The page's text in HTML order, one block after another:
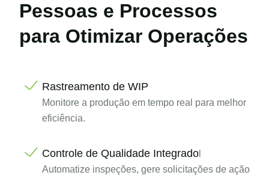
Pessoas e Processos
para Otimizar Operações
Rastreamento de WIP
Monitore a produção em tempo real para melhor
eficiência.
Controle de Qualidade Integradol
Automatize inspeções, gere solicitações de ação